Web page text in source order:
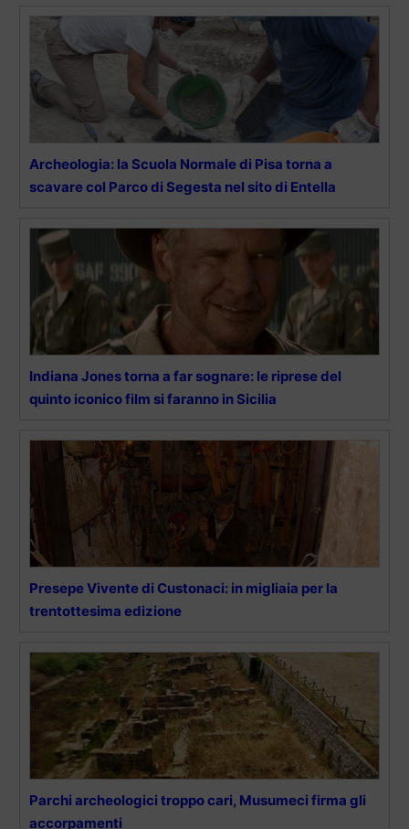
Archeologia: la Scuola Normale di Pisa torna a
scavare col Parco di Segesta nel sito di Entella
Indiana Jones torna a far sognare: le riprese del
quinto iconico film si faranno in Sicilia
Presepe Vivente di Custonaci: in migliaia per la
trentottesima edizione
Parchi archeologici troppo cari, Musumeci firma gli
accorpamenti